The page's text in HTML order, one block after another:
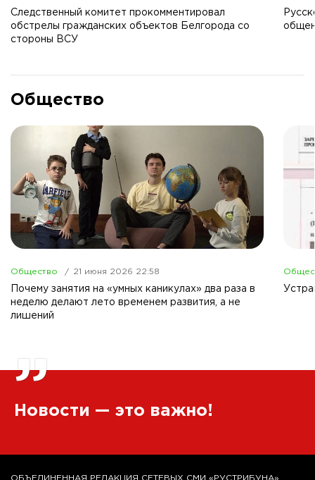
Следственный комитет прокомментировал
обстрелы гражданских объектов Белгорода со
стороны ВСУ
Общество
Общество 21 июня 2026 22:58
Почему занятия на «умных каникулах» два раза в
неделю делают лето временем развития, а не
лишений
”
Новости — это важно!
ОБЪЕДИНЕННАЯ РЕДАКЦИЯ СЕТЕВЫХ СМИ «РУСТРИБУНА»